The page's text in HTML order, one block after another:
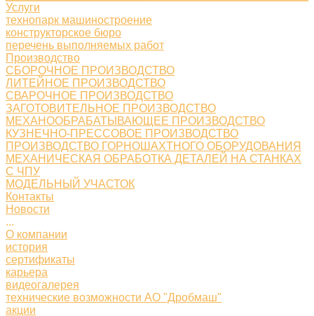
Услуги
технопарк машиностроение
конструкторское бюро
перечень выполняемых работ
Производство
СБОРОЧНОЕ ПРОИЗВОДСТВО
ЛИТЕЙНОЕ ПРОИЗВОДСТВО
СВАРОЧНОЕ ПРОИЗВОДСТВО
ЗАГОТОВИТЕЛЬНОЕ ПРОИЗВОДСТВО
МЕХАНООБРАБАТЫВАЮЩЕЕ ПРОИЗВОДСТВО
КУЗНЕЧНО-ПРЕССОВОЕ ПРОИЗВОДСТВО
ПРОИЗВОДСТВО ГОРНОШАХТНОГО ОБОРУДОВАНИЯ
МЕХАНИЧЕСКАЯ ОБРАБОТКА ДЕТАЛЕЙ НА СТАНКАХ
С ЧПУ
МОДЕЛЬНЫЙ УЧАСТОК
Контакты
Новости
...
О компании
история
сертификаты
карьера
видеогалерея
технические возможности АО "Дробмаш"
акции